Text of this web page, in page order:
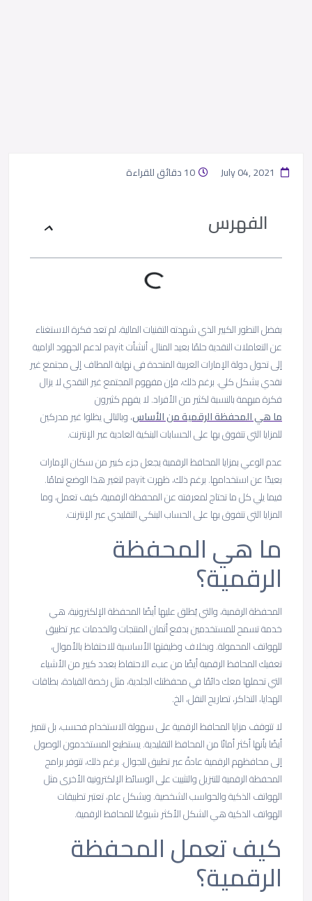
10 دقائق للقراءة
الفهرس
بفضل التطور الكبير الذي شهدته التقنيات المالية، لم تعد فكرة الاستغناء
عن التعاملات النقدية حلمًا بعيد المنال. أنشأت payit لدعم الجهود الرامية
إلى تحول دولة الإمارات العربية المتحدة في نهاية المطاف إلى مجتمع غير
نقدي بشكل كلي. برغم ذلك، فإن مفهوم المجتمع غير النقدي لا يزال
فكرة مبهمة بالنسبة لكثير من الأفراد. لا يفهم كثيرون
ما هي المحفظة الرقمية من الأساس، وبالتالي يظلوا غير مدركين
للمزايا التي تتفوق بها على الحسابات البنكية العادية عبر الإنترنت.
عدم الوعي بمزايا المحافظ الرقمية يجعل جزء كبير من سكان الإمارات
بعيدًا عن استخدامها. برغم ذلك، ظهرت payit لتغير هذا الوضع تمامًا.
فيما يلي كل ما تحتاج لمعرفته عن المحفظة الرقمية، كيف تعمل، وما
المزايا التي تتفوق بها على الحساب البنكي التقليدي عبر الإنترنت.
ما هي المحفظة
الرقمية؟
المحفظة الرقمية، والتي يُطلق عليها أيضًا المحفظة الإلكترونية، هي
خدمة تسمح للمستخدمين بدفع أثمان المنتجات والخدمات عبر تطبيق
للهواتف المحمولة. وبخلاف وظيفتها الأساسية للاحتفاظ بالأموال،
تعفيك المحافظ الرقمية أيضًا من عبء الاحتفاظ بعدد كبير من الأشياء
التي تحملها معك دائمًا في محفظتك الجلدية، مثل رخصة القيادة، بطاقات
الهدايا، التذاكر، تصاريح النقل، الخ.
لا تتوقف مزايا المحافظ الرقمية على سهولة الاستخدام فحسب، بل تتميز
أيضًا بأنها أكثر أمانًا من المحافظ التقليدية. يستطيع المستخدمون الوصول
إلى محافظهم الرقمية عادةً عبر تطبيق للجوال. برغم ذلك، تتوفر برامج
المحفظة الرقمية للتنزيل والتثبيت على الوسائط الإلكترونية الأخرى مثل
الهواتف الذكية والحواسب الشخصية. وبشكل عام، تعتبر تطبيقات
الهواتف الذكية هي الشكل الأكثر شيوعًا للمحافظ الرقمية.
كيف تعمل المحفظة
الرقمية؟